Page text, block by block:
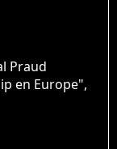
Praud
en Europe",